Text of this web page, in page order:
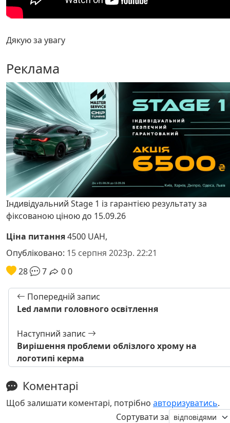
Дякую за увагу
Реклама
Індивідуальний Stage 1 із гарантією результату за
фіксованою ціною до 15.09.26
Ціна питання4500 UAH,
Опубліковано: 15 серпня 2023р. 22:21
28
7 00
Попередній запис
Led лампи головного освітлення
Наступний запис
Вирішення проблеми облізлого хрому на
логотипі керма
Коментарі
Щоб залишати коментарі, потрібно авторизуватись.
Сортувати за